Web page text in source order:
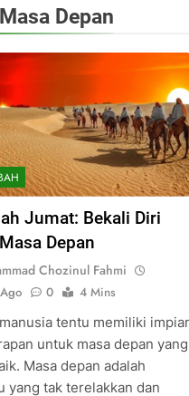
Masa Depan
Jumat: Bekali Diri
Depan
Chozinul Fahmi
0
4 Mins
tentu memiliki
untuk masa depan yang
Masa depan adalah
yang tak terelakkan dan